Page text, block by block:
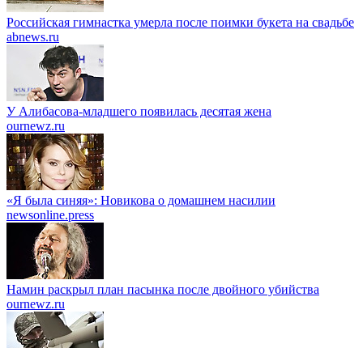
Российская гимнастка умерла после поимки букета на свадьбе
abnews.ru
У Алибасова-младшего появилась десятая жена
ournewz.ru
«Я была синяя»: Новикова о домашнем насилии
newsonline.press
Намин раскрыл план пасынка после двойного убийства
ournewz.ru